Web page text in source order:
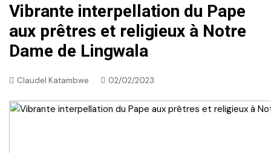
Vibrante interpellation du Pape
aux prêtres et religieux à Notre
Dame de Lingwala
Claudel Katambwe 02/02/2023